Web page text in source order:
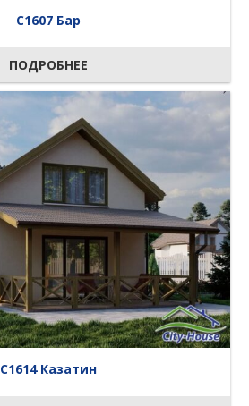
C1607 Бар
ПОДРОБНЕЕ
C1614 Казатин